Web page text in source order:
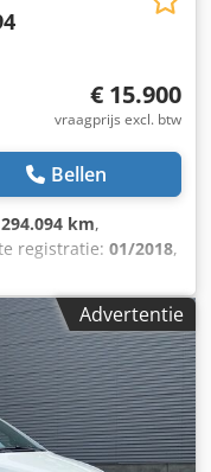
€ 15.900
vraagprijs excl. btw
Bellen
294.094 km,
registratie: 01/2018,
, soort
Euro 6,
mm, totale
mm, laadruimte
2.450 mm,
2018, Uitrusting:
besturing,
Advertentie